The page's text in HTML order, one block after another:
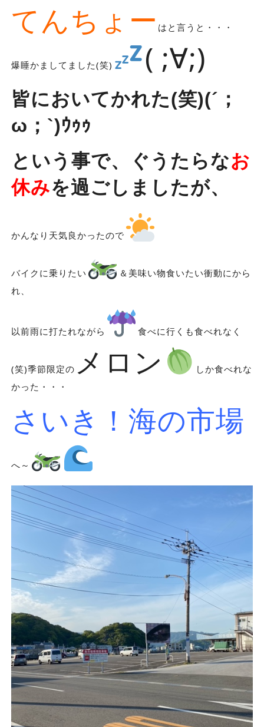
てんちょー はと言うと・・・
爆睡かましてました(笑) ( ;∀;)
皆においてかれた(笑)(´；
ω；`)ｳｩｩ
という事で、ぐうたらなお
休みを過ごしましたが、
かんなり天気良かったので
バイクに乗りたい
＆美味い物食いたい衝動にから
れ、
以前雨に打たれながら 食べに行くも食べれなく
(笑)季節限定の メロン
しか食べれな
かった・・・
さいき！海の市場
へ～